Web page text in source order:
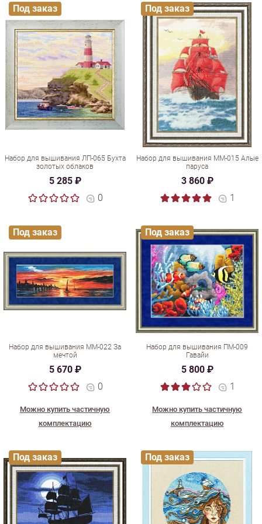
Набор для вышивания ЛП-065 Бухта
золотых облаков
5 285 ₽
0
Под заказ
Набор для вышивания ММ-015 Алые
паруса
3 860 ₽
1
Под заказ
Набор для вышивания ММ-022 За
мечтой
5 670 ₽
0
Можно купить частичную
комплектацию
Под заказ
Набор для вышивания ПМ-009
Гавайи
5 800 ₽
1
Можно купить частичную
комплектацию
Под заказ
Под заказ Под заказ